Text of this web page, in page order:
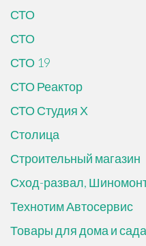
СТО
СТО
СТО 19
СТО Реактор
СТО Студия Х
Столица
Строительный магазин
Сход-развал,
Технотим Автосервис
Товары для дома и сада